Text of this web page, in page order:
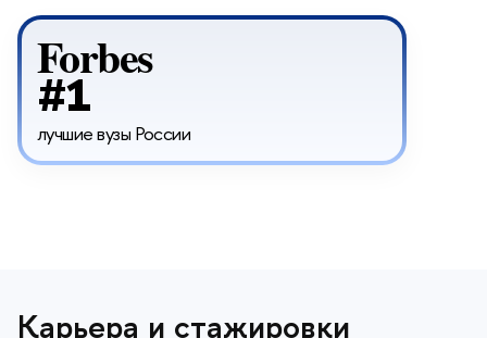
Forbes
#1
лучшие вузы России
Карьера и стажировки